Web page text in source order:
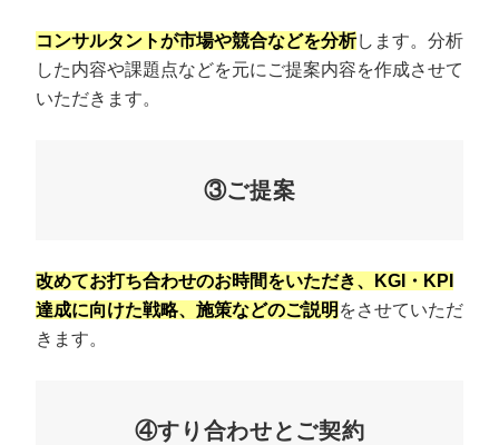
コンサルタントが市場や競合などを分析します。分析
した内容や課題点などを元にご提案内容を作成させて
いただきます。
③ご提案
改めてお打ち合わせのお時間をいただき、KGI・KPI
達成に向けた戦略、施策などのご説明 をさせていただ
きます。
④すり合わせとご契約